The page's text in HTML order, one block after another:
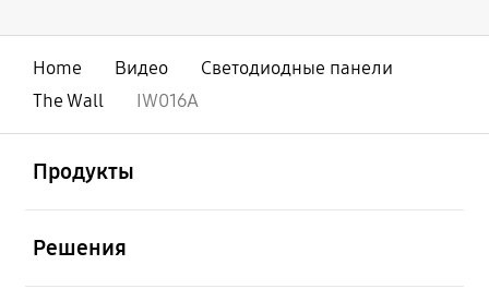
Home Видео
Светодиодные панели
The Wall
IW016A
Продукты
Решения